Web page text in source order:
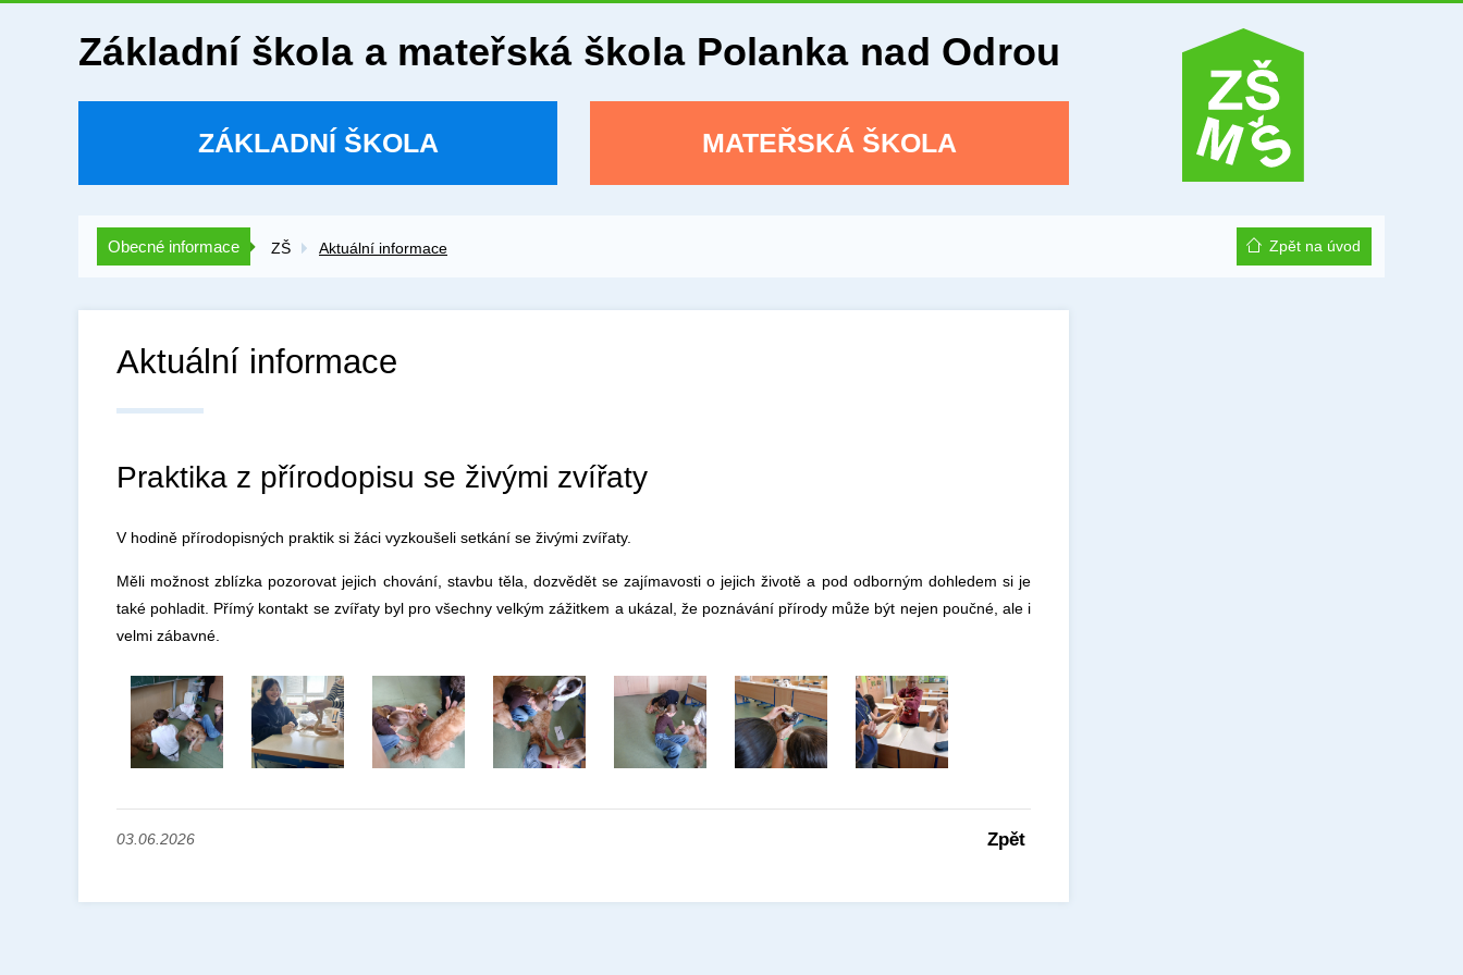
Základní škola a mateřská škola Polanka nad Odrou
ZÁKLADNÍ ŠKOLA MATEŘSKÁ ŠKOLA
Obecné informace ZŠ Aktuální informace Zpět na úvod
Aktuální informace
Praktika z přírodopisu se živými zvířaty
V hodině přírodopisných praktik si žáci vyzkoušeli setkání se živými zvířaty.
Měli možnost zblízka pozorovat jejich chování, stavbu těla, dozvědět se zajímavosti o jejich životě a pod odborným dohledem si je
také pohladit. Přímý kontakt se zvířaty byl pro všechny velkým zážitkem a ukázal, že poznávání přírody může být nejen poučné, ale i
velmi zábavné.
03.06.2026 Zpět